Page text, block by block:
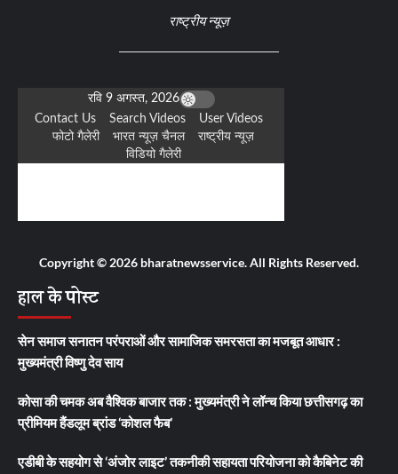
राष्ट्रीय न्यूज़
Copyright © 2026 bharatnewsservice. All Rights Reserved.
हाल के पोस्ट
सेन समाज सनातन परंपराओं और सामाजिक समरसता का मजबूत आधार :
मुख्यमंत्री विष्णु देव साय
कोसा की चमक अब वैश्विक बाजार तक : मुख्यमंत्री ने लॉन्च किया छत्तीसगढ़ का
प्रीमियम हैंडलूम ब्रांड ‘कोशल फैब’
एडीबी के सहयोग से ‘अंजोर लाइट’ तकनीकी सहायता परियोजना को कैबिनेट की